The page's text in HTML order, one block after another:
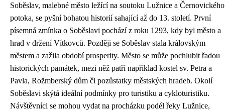
Soběslav, malebné město ležící na soutoku Lužnice a Černovického
potoka, se pyšní bohatou historií sahající až do 13. století. První
písemná zmínka o Soběslavi pochází z roku 1293, kdy byl město a
hrad v držení Vítkovců. Později se Soběslav stala královským
městem a zažila období prosperity. Město se může pochlubit řadou
historických památek, mezi něž patří například kostel sv. Petra a
Pavla, Rožmberský dům či pozůstatky městských hradeb. Okolí
Soběslavi skýtá ideální podmínky pro turistiku a cykloturistiku.
Návštěvníci se mohou vydat na procházku podél řeky Lužnice,